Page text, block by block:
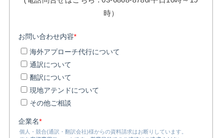
時）